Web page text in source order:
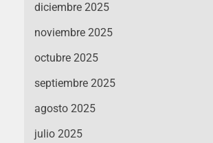
diciembre 2025
noviembre 2025
octubre 2025
septiembre 2025
agosto 2025
julio 2025